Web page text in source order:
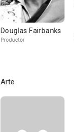
Douglas Fairbanks
Productor
Arte